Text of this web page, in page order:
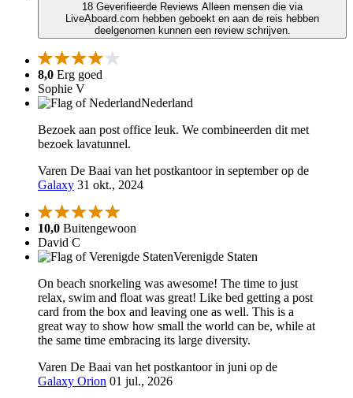
18 Geverifieerde Reviews Alleen mensen die via
LiveAboard.com hebben geboekt en aan de reis hebben
deelgenomen kunnen een review schrijven.
8,0 Erg goed
Sophie V
Nederland
Bezoek aan post office leuk. We combineerden dit met
bezoek lavatunnel.
Varen De Baai van het postkantoor in september op de
Galaxy 31 okt., 2024
10,0 Buitengewoon
David C
Verenigde Staten
On beach snorkeling was awesome! The time to just
relax, swim and float was great! Like bed getting a post
card from the box and leaving one as well. This is a
great way to show how small the world can be, while at
the same time embracing its large diversity.
Varen De Baai van het postkantoor in juni op de
Galaxy Orion 01 jul., 2026